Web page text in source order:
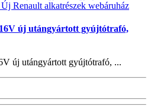
új utángyártott gyújtótrafó,
új utángyártott gyújtótrafó, ...